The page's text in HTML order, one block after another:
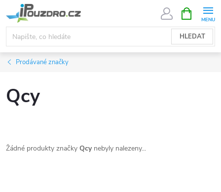
na
obsah
HLEDAT
NÁKUPNÍ
KOŠÍK
Prodávané značky
Qcy
Žádné produkty značky Qcynebyly nalezeny...